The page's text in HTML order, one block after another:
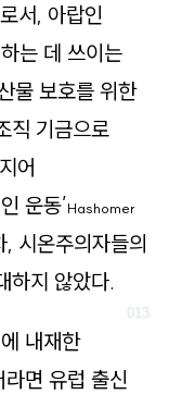
서, 아랍인
는 데 쓰이는
물 보호를 위한
직 기금으로
어
운동’Hashomer
, 시온주의자들의
하지 않았다.
내재한
면 유럽 출신